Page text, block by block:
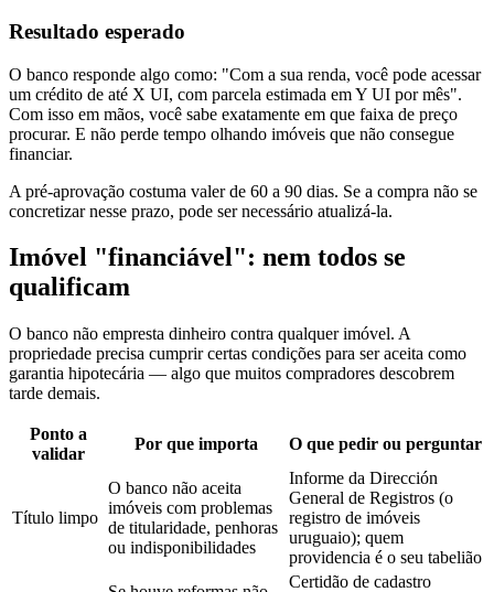
Resultado esperado
O banco responde algo como: "Com a sua renda, você pode acessar
um crédito de até X UI, com parcela estimada em Y UI por mês".
Com isso em mãos, você sabe exatamente em que faixa de preço
procurar. E não perde tempo olhando imóveis que não consegue
financiar.
A pré-aprovação costuma valer de 60 a 90 dias. Se a compra não se
concretizar nesse prazo, pode ser necessário atualizá-la.
Imóvel "financiável": nem todos se
qualificam
O banco não empresta dinheiro contra qualquer imóvel. A
propriedade precisa cumprir certas condições para ser aceita como
garantia hipotecária — algo que muitos compradores descobrem
tarde demais.
Ponto a
validar
Por que importa O que pedir ou perguntar
Título limpo
O banco não aceita
imóveis com problemas
de titularidade, penhoras
ou indisponibilidades
Informe da Dirección
General de Registros (o
registro de imóveis
uruguaio); quem
providencia é o seu tabelião
Certidão de cadastro